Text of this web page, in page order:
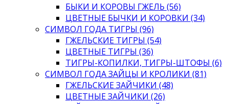
БЫКИ И КОРОВЫ ГЖЕЛЬ (56)
ЦВЕТНЫЕ БЫЧКИ И КОРОВКИ (34)
СИМВОЛ ГОДА ТИГРЫ (96)
ГЖЕЛЬСКИЕ ТИГРЫ (54)
ЦВЕТНЫЕ ТИГРЫ (36)
ТИГРЫ-КОПИЛКИ, ТИГРЫ-ШТОФЫ (6)
СИМВОЛ ГОДА ЗАЙЦЫ И КРОЛИКИ (81)
ГЖЕЛЬСКИЕ ЗАЙЧИКИ (48)
ЦВЕТНЫЕ ЗАЙЧИКИ (26)